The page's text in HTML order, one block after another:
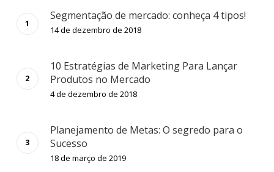
Segmentação de mercado: conheça 4 tipos!
14 de dezembro de 2018
10 Estratégias de Marketing Para Lançar
Produtos no Mercado
4 de dezembro de 2018
Planejamento de Metas: O segredo para o
Sucesso
18 de março de 2019